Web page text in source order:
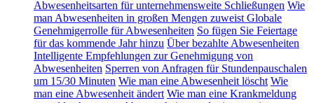
Abwesenheitsarten für unternehmensweite Schließungen Wie
man Abwesenheiten in großen Mengen zuweist Globale
Genehmigerrolle für Abwesenheiten So fügen Sie Feiertage
für das kommende Jahr hinzu Über bezahlte Abwesenheiten
Intelligente Empfehlungen zur Genehmigung von
Abwesenheiten Sperren von Anfragen für Stundenpauschalen
um 15/30 Minuten Wie man eine Abwesenheit löscht Wie
man eine Abwesenheit ändert Wie man eine Krankmeldung